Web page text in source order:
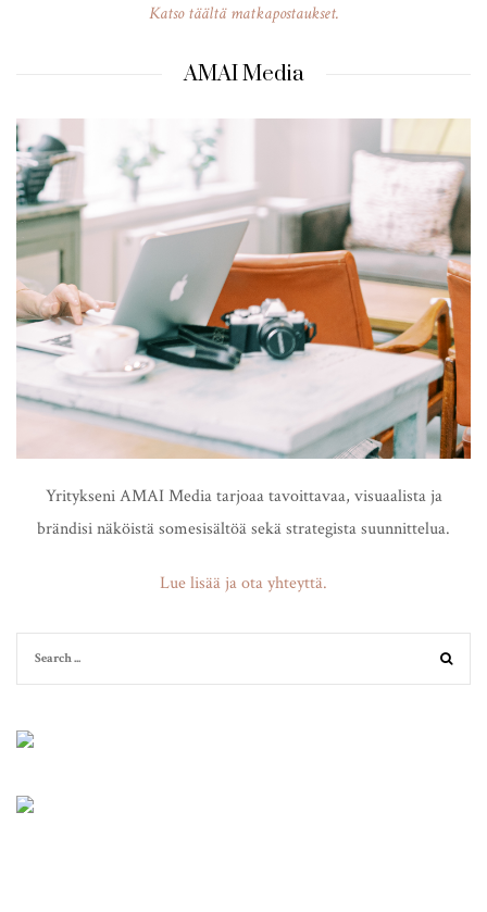
Katso täältä matkapostaukset.
AMAI Media
Yritykseni AMAI Media tarjoaa tavoittavaa, visuaalista ja
brändisi näköistä somesisältöä sekä strategista suunnittelua.
Lue lisää ja ota yhteyttä.